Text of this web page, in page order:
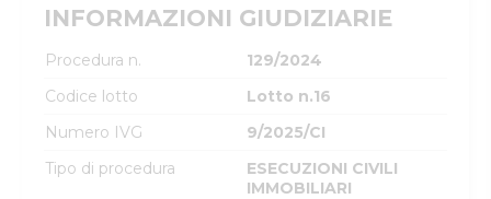
INFORMAZIONI GIUDIZIARIE
Procedura n.
129/2024
Codice lotto
Lotto n.16
Numero IVG
9/2025/CI
Tipo di procedura
ESECUZIONI CIVILI
IMMOBILIARI